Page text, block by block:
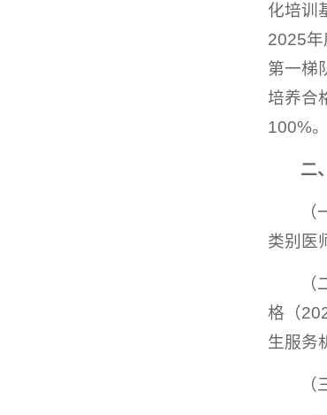
化培训
2025年
第一梯
培养合
100%。
二
类别医
格（
生服务